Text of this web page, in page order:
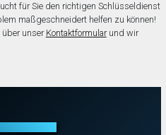
für Sie den richtigen Schlüsseldienst
maßgeschneidert helfen zu können!
über unserKontaktformularund wir